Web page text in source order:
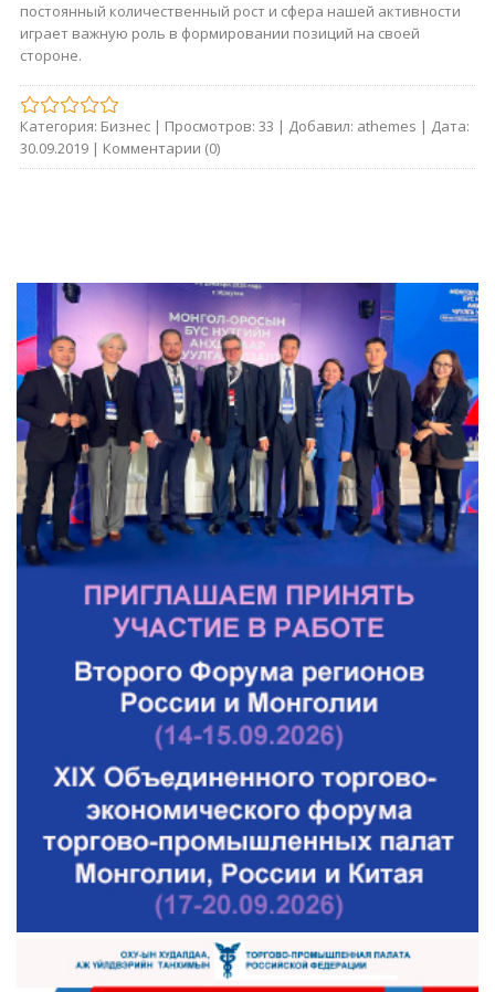
постоянный количественный рост и сфера нашей активности
играет важную роль в формировании позиций на своей
стороне.
Категория: Бизнес | Просмотров: 33 | Добавил: athemes | Дата:
30.09.2019 | Комментарии (0)